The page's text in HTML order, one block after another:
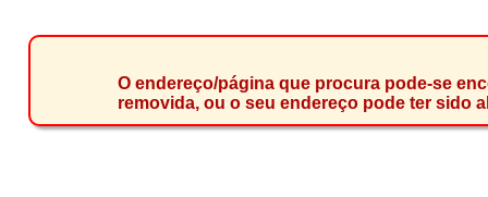
O endereço/página que procura pode-se
removida, ou o seu endereço pode ter sido